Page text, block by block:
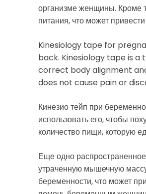
организме женщины. Кроме
питания, что может
Kinesiology tape for
back. Kinesiology tape is a
correct body alignment
does not cause pain or
Кинезио тейп при
использовать его, чтобы
количество пищи, которую
Еще одно
утраченную мышечную
беременности, что может